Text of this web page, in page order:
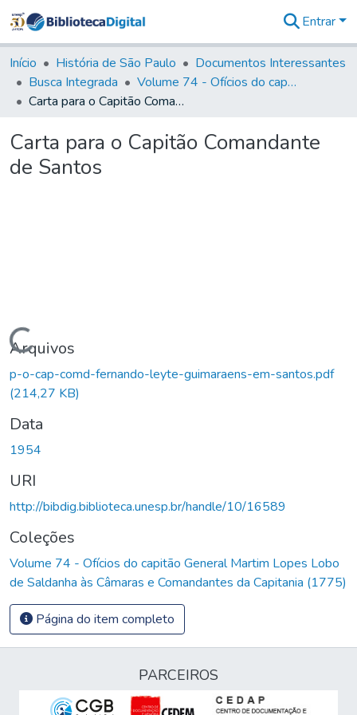
&
Coleções
Tudo na
Biblioteca
Estatísticas
Entrar
Início História de São Paulo
Documentos Interessantes
Busca Integrada
Volume 74 - Ofícios do capitão General Martim Lopes Lobo de Saldanha às Câmaras e Comandantes da Capitania (1775)
Carta para o Capitão Comandante de Santos
Carta para o Capitão Comandante
de Santos
Carregando...
Arquivos
p-o-cap-comd-fernando-leyte-guimaraens-em-santos.pdf
(214,27 KB)
Data
1954
URI
http://bibdig.biblioteca.unesp.br/handle/10/16589
Coleções
Volume 74 - Ofícios do capitão General Martim Lopes Lobo
de Saldanha às Câmaras e Comandantes da Capitania (1775)
Página do item completo
PARCEIROS